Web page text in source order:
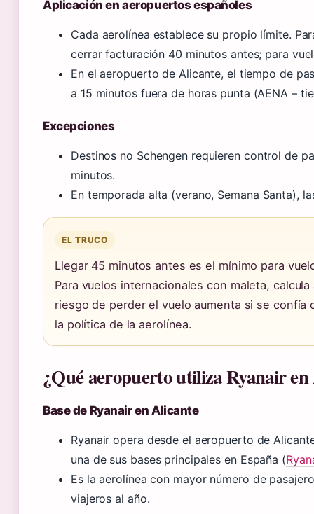
Aplicación en aeropuertos españoles
Cada aerolínea establece su propio límite.
cerrar facturación 40 minutos antes; para
En el aeropuerto de Alicante, el tiempo de
a 15 minutos fuera de horas punta (AENA –
Excepciones
Destinos no Schengen requieren control de
minutos.
En temporada alta (verano, Semana Santa),
EL TRUCO
Llegar 45 minutos antes es el mínimo para
Para vuelos internacionales con maleta,
riesgo de perder el vuelo aumenta si se
la política de la aerolínea.
¿Qué aeropuerto utiliza Ryanair
Base de Ryanair en Alicante
Ryanair opera desde el aeropuerto de
una de sus bases principales en España (
Es la aerolínea con mayor número de
viajeros al año.